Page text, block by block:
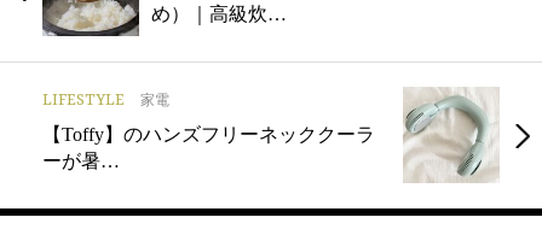
め）｜高級炊…
LIFESTYLE 家電
【Toffy】のハンズフリーネッククーラ
ーが暑…